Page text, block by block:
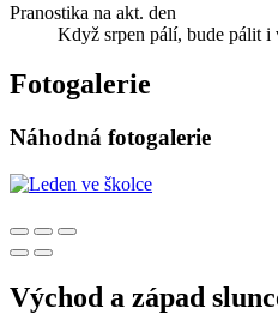
Pranostika na akt. den
Když srpen pálí, bude pálit i
Fotogalerie
Náhodná fotogalerie
Východ a západ